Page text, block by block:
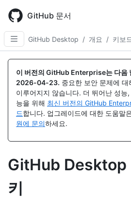
main
content
GitHub 문서
GitHub Desktop / 개요 / 키보
이 버전의 GitHub Enterprise는 다음
2026-04-23. 중요한 보안 문제에
이루어지지 않습니다. 더 뛰어난 성능
능을 위해 최신 버전의 GitHub
드합니다. 업그레이드에 대한 도움말
원에 문의하세요.
GitHub Desktop
키